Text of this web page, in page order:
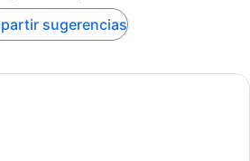
sugerencias